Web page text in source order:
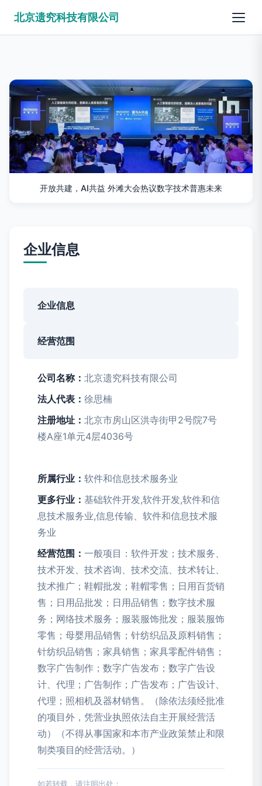
北京遗究科技有限公司
开放共建，AI共益 外滩大会热议数字技术普惠未来
企业信息
企业信息
经营范围
公司名称： 北京遗究科技有限公司
法人代表： 徐思楠
注册地址： 北京市房山区洪寺街甲2号院7号
楼A座1单元4层4036号
所属行业： 软件和信息技术服务业
更多行业： 基础软件开发,软件开发,软件和信
息技术服务业,信息传输、软件和信息技术服
务业
经营范围： 一般项目：软件开发；技术服务、
技术开发、技术咨询、技术交流、技术转让、
技术推广；鞋帽批发；鞋帽零售；日用百货销
售；日用品批发；日用品销售；数字技术服
务；网络技术服务；服装服饰批发；服装服饰
零售；母婴用品销售；针纺织品及原料销售；
针纺织品销售；家具销售；家具零配件销售；
数字广告制作；数字广告发布；数字广告设
计、代理；广告制作；广告发布；广告设计、
代理；照相机及器材销售。（除依法须经批准
的项目外，凭营业执照依法自主开展经营活
动）（不得从事国家和本市产业政策禁止和限
制类项目的经营活动。）
如若转载，请注明出处：